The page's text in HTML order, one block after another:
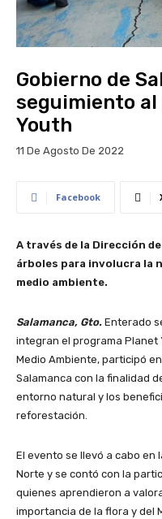
Gobierno de
seguimiento
Youth
11 De Agosto De 2022
Facebook
A través de la Dirección
árboles para involucra la
medio ambiente.
Salamanca, Gto. Enterado
integran el programa Planet
Medio Ambiente, participó
Salamanca con la finalidad
entorno natural y los
reforestación.
El evento se llevó a cabo en
Norte y se contó con la
quienes aprendieron a
importancia de la flora y del